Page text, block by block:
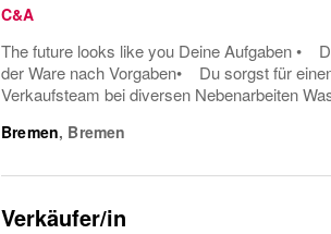
C&A
The future looks like you Deine Aufgaben •
der Ware nach Vorgaben• Du sorgst für
Verkaufsteam bei diversen Nebenarbeiten
Bremen, Bremen
Verkäufer/in